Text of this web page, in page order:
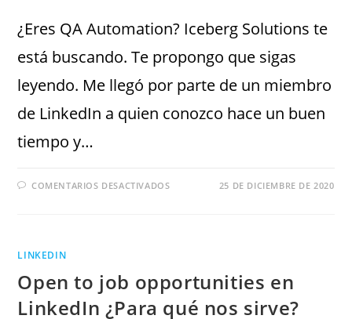
¿Eres QA Automation? Iceberg Solutions te
está buscando. Te propongo que sigas
leyendo. Me llegó por parte de un miembro
de LinkedIn a quien conozco hace un buen
tiempo y…
COMENTARIOS DESACTIVADOS 25 DE DICIEMBRE DE 2020
LINKEDIN
Open to job opportunities en
LinkedIn ¿Para qué nos sirve?